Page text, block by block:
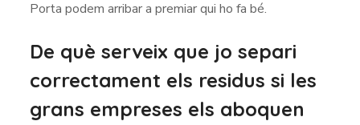
Porta podem arribar a premiar qui ho fa bé.
De què serveix que jo separi
correctament els residus si les
grans empreses els aboquen